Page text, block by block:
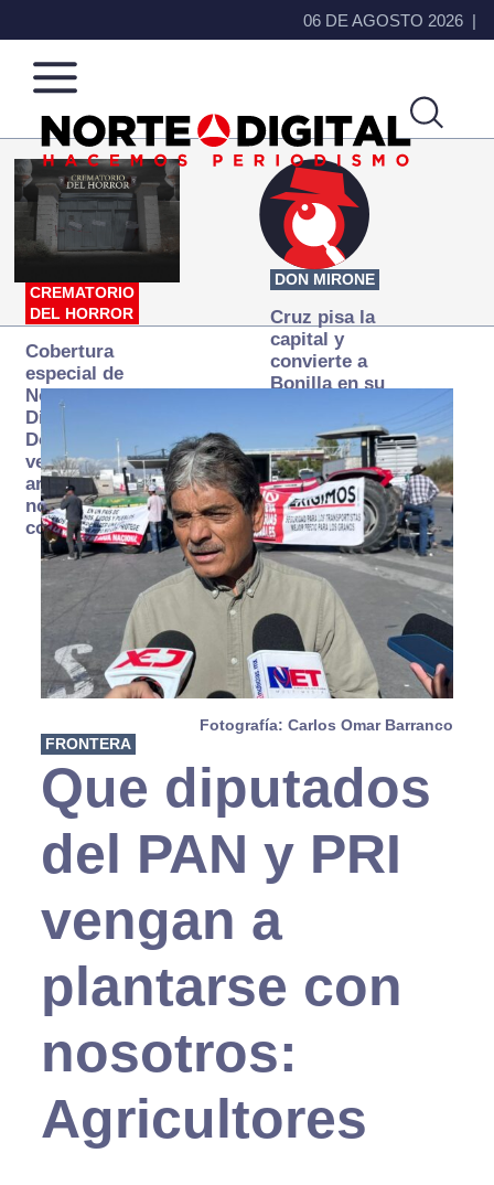
06 DE AGOSTO 2026
Norte
de
Ciudad
Más
que
noticias,
hacemos periodismo
CREMATORIO
DEL HORROR
Cobertura
especial de
Norte
Digital:
Donde la
verdad
arde… pero
no se
consume
DON MIRONE
Cruz pisa la
capital y
convierte a
Bonilla en su
Fotografía: Carlos Omar Barranco
FRONTERA
Que diputados
del PAN y PRI
vengan a
plantarse con
nosotros:
Agricultores